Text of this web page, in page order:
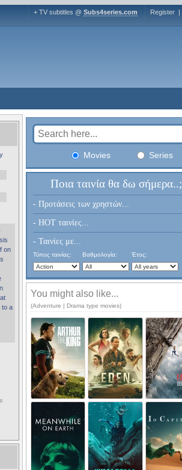
+ TV subtitles @ Subs4series.com Register |
on
to a
Movies Series
Ποια ταινία θα δω σήμερα..;
- Προτάσεις των χρηστών...
- HOT ταινίες...
- Ταινίες με...
Τύπος ταινίας: Βαθμολογία: Έτος:
You might also like...
(Adventure | Drama type movies)